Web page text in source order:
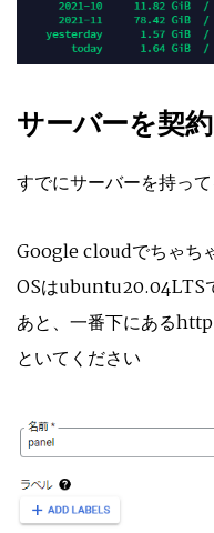
サーバーを契
すでにサーバーを持っ
Google cloudでちゃち
OSはubuntu20.04LTS
あと、一番下にある
といてください